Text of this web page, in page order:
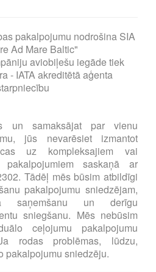
pakalpojumu nodrošina SIA
Ad Mare Baltic"
aviobiļešu iegāde tiek
- IATA akreditētā aģenta
un samaksājat par vienu
jūs nevarēsiet izmantot
uz kompleksajiem vai
pakalpojumiem saskaņā ar
Tādēļ mēs būsim atbildīgi
pakalpojumu sniedzējam,
saņemšanu un derīgu
sniegšanu. Mēs nebūsim
ceļojumu pakalpojumu
rodas problēmas, lūdzu,
pakalpojumu sniedzēju.